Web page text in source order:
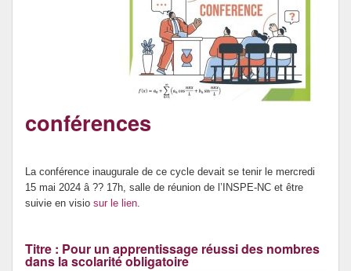
Prévention de l’innumérisme
conférences
La conférence inaugurale de ce cycle devait se tenir le mercredi
15 mai 2024 â ?? 17h, salle de réunion de l’INSPE-NC et être
suivie en visio sur le lien.
Titre : Pour un apprentissage réussi des nombres
dans la scolarité obligatoire